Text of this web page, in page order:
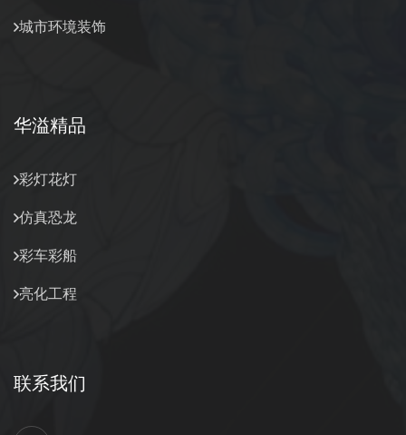
城市环境装饰
华溢精品
彩灯花灯
仿真恐龙
彩车彩船
亮化工程
联系我们